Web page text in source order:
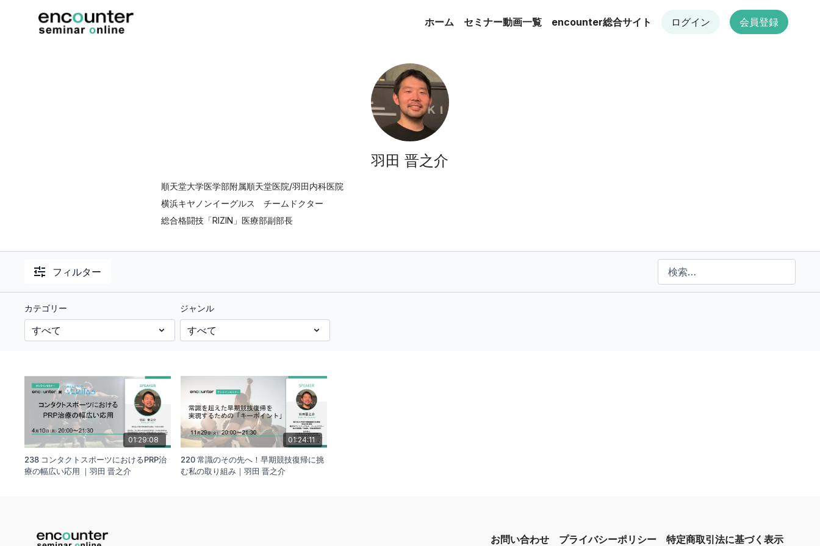
ホーム セミナー動画一覧 encounter総合サイト ログイン 会員登録
羽田 晋之介
順天堂大学医学部附属順天堂医院/羽田内科医院
横浜キヤノンイーグルス チームドクター
総合格闘技「RIZIN」医療部副部長
フィルター
カテゴリー ジャンル
01:29:08
238 コンタクトスポーツにおけるPRP治
療の幅広い応用 ｜羽田 晋之介
01:24:11
220 常識のその先へ！早期競技復帰に挑
む私の取り組み｜羽田 晋之介
お問い合わせ プライバシーポリシー 特定商取引法に基づく表示